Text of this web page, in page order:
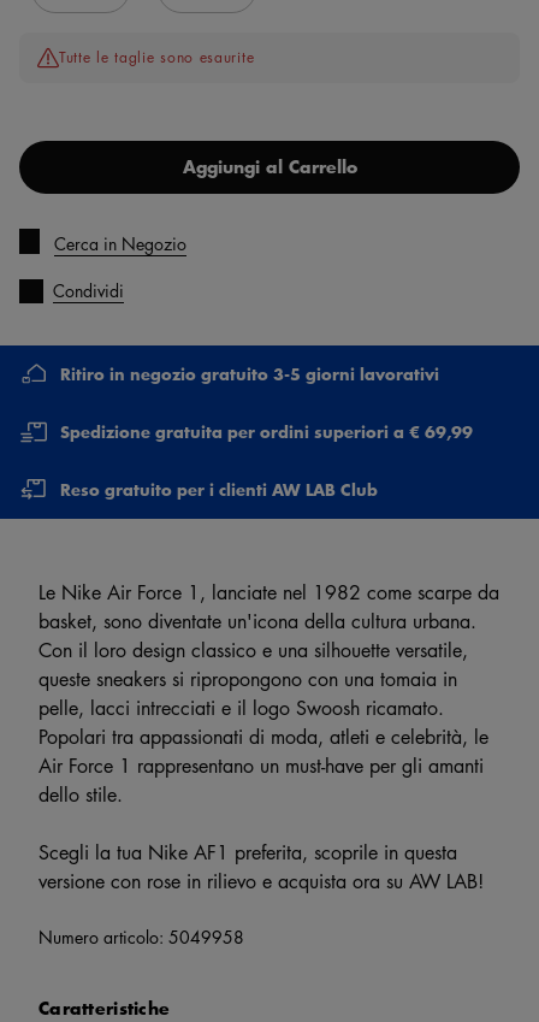
Tutte le taglie sono esaurite
Aggiungi al Carrello
Cerca in Negozio
Condividi
Ritiro in negozio gratuito 3-5 giorni lavorativi
Spedizione gratuita per ordini superiori a € 69,99
Reso gratuito per i clienti AW LAB Club
Le Nike Air Force 1, lanciate nel 1982 come scarpe da
basket, sono diventate un'icona della cultura urbana.
Con il loro design classico e una silhouette versatile,
queste sneakers si ripropongono con una tomaia in
pelle, lacci intrecciati e il logo Swoosh ricamato.
Popolari tra appassionati di moda, atleti e celebrità, le
Air Force 1 rappresentano un must-have per gli amanti
dello stile.
Scegli la tua Nike AF1 preferita, scoprile in questa
versione con rose in rilievo e acquista ora su AW LAB!
Numero articolo: 5049958
Caratteristiche